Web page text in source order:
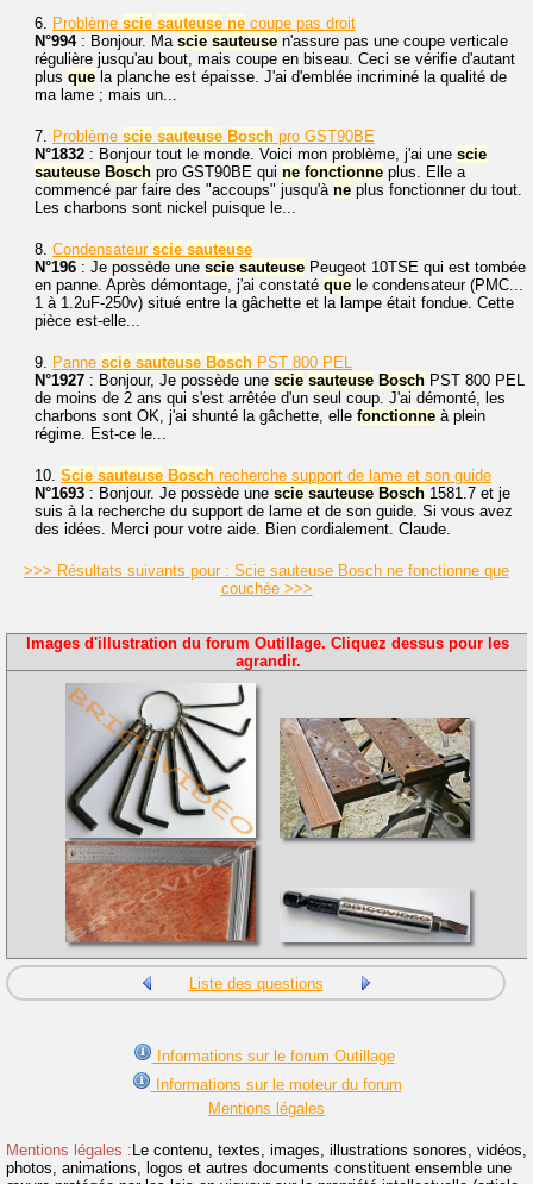
6. Problème scie sauteuse ne coupe pas droit
N°994: Bonjour. Ma scie sauteuse n'assure pas une coupe verticale
régulière jusqu'au bout, mais coupe en biseau. Ceci se vérifie d'autant
plus que la planche est épaisse. J'ai d'emblée incriminé la qualité de
ma lame ; mais un...
7. Problème scie sauteuse Bosch pro GST90BE
N°1832 : Bonjour tout le monde. Voici mon problème, j'ai une scie
sauteuse Bosch pro GST90BE qui ne fonctionne plus. Elle a
commencé par faire des "accoups" jusqu'à ne plus fonctionner du tout.
Les charbons sont nickel puisque le...
8. Condensateur scie sauteuse
N°196 : Je possède une scie sauteuse Peugeot 10TSE qui est tombée
en panne. Après démontage, j'ai constaté que le condensateur (PMC...
1 à 1.2uF-250v) situé entre la gâchette et la lampe était fondue. Cette
pièce est-elle...
9. Panne scie sauteuse Bosch PST 800 PEL
N°1927 : Bonjour, Je possède une scie sauteuse Bosch PST 800 PEL
de moins de 2 ans qui s'est arrêtée d'un seul coup. J'ai démonté, les
charbons sont OK, j'ai shunté la gâchette, elle fonctionne à plein
régime. Est-ce le...
10. Scie sauteuse Bosch recherche support de lame et son guide
N°1693 : Bonjour. Je possède une scie sauteuse Bosch 1581.7 et je
suis à la recherche du support de lame et de son guide. Si vous avez
des idées. Merci pour votre aide. Bien cordialement. Claude.
>>> Résultats suivants pour : Scie sauteuse Bosch ne fonctionne que
couchée >>>
Images d'illustration du forum Outillage. Cliquez dessus pour les
agrandir.
Liste des questions
Informations sur le forum Outillage
Informations sur le moteur du forum
Mentions légales
Mentions légales :Le contenu, textes, images, illustrations sonores, vidéos,
photos, animations, logos et autres documents constituent ensemble une